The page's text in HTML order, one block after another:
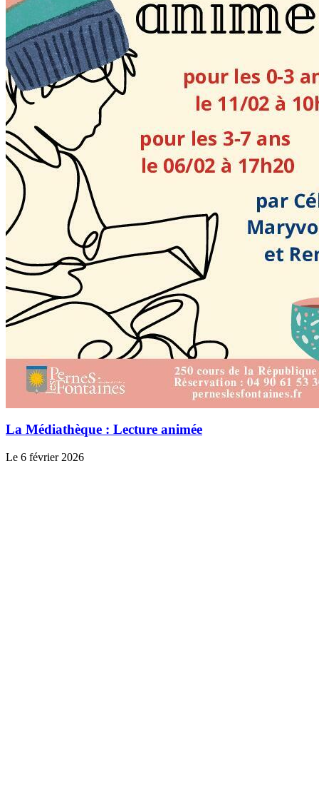
La Médiathèque : Lecture animée
Le 6 février 2026